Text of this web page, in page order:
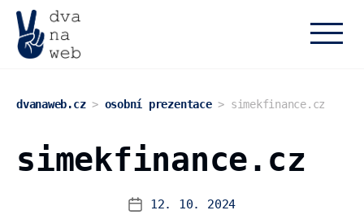
dvanaweb.cz> osobní prezentace> simekfinance.cz
simekfinance.cz
Datum12. 10. 2024